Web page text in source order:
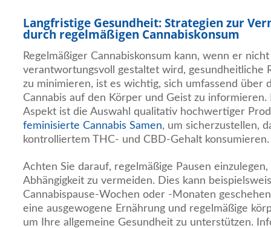
Langfristige Gesundheit: Strategien zur
durch regelmäßigen Cannabiskonsum
Regelmäßiger Cannabiskonsum kann, wenn er
verantwortungsvoll gestaltet wird, gesundheitliche
zu minimieren, ist es wichtig, sich umfassend über
Cannabis auf den Körper und Geist zu informieren.
Aspekt ist die Auswahl qualitativ hochwertiger
feminisierte Cannabis Samen, um sicherzustellen,
kontrolliertem THC- und CBD-Gehalt konsumieren.
Achten Sie darauf, regelmäßige Pausen
Abhängigkeit zu vermeiden. Dies kann
Cannabispause-Wochen oder -Monaten
eine ausgewogene Ernährung und regelmäßige
um Ihre allgemeine Gesundheit zu unterstützen.